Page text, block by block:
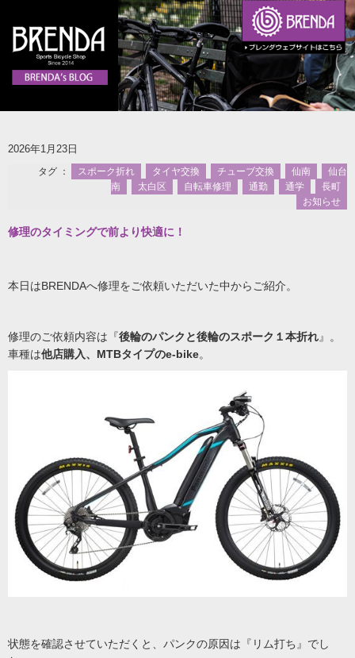
2026年1月23日
タグ ： スポーク折れ タイヤ交換 チューブ交換 仙南
仙台
南
太白区 自転車修理 通勤 通学
長町
お知らせ
修理のタイミングで前より快適に！
本日はBRENDAへ修理をご依頼いただいた中からご紹介。
修理のご依頼内容は『後輪のパンクと後輪のスポーク１本折れ』。
車種は他店購入、MTBタイプのe-bike。
状態を確認させていただくと、パンクの原因は『リム打ち』でし